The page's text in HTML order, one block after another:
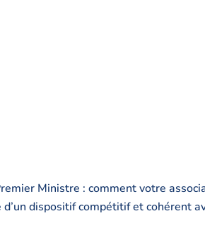
Ministre : comment votre
dispositif compétitif et cohérent